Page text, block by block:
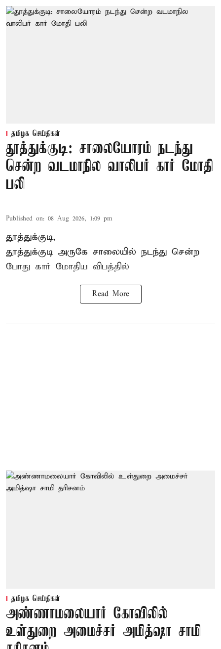
தமிழக செய்திகள்
தூத்துக்குடி: சாலையோரம் நடந்து
சென்ற வடமாநில வாலிபர் கார் மோதி
பலி
Published on: 08 Aug 2026, 1:09 pm
தூத்துக்குடி,
தூத்துக்குடி அருகே சாலையில் நடந்து சென்ற
போது கார் மோதிய விபத்தில்
Read More
தமிழக செய்திகள்
அண்ணாமலையார் கோவிலில்
உள்துறை அமைச்சர் அமித்ஷா சாமி